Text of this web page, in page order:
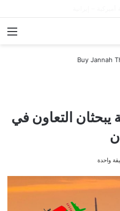
يبحثان التعاون في
واحدة